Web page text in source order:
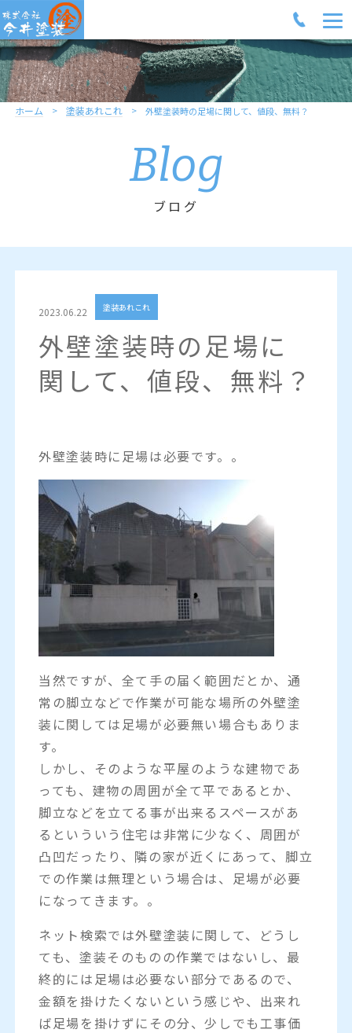
ホーム 塗装あれこれ 外壁塗装時の足場に関して、値段、無料？
Blog
ブログ
2023.06.22 塗装あれこれ
外壁塗装時の足場に
関して、値段、無料？
外壁塗装時に足場は必要です。。
当然ですが、全て手の届く範囲だとか、通
常の脚立などで作業が可能な場所の外壁塗
装に関しては足場が必要無い場合もありま
す。
しかし、そのような平屋のような建物であ
っても、建物の周囲が全て平であるとか、
脚立などを立てる事が出来るスペースがあ
るといういう住宅は非常に少なく、周囲が
凸凹だったり、隣の家が近くにあって、脚立
での作業は無理という場合は、足場が必要
になってきます。。
ネット検索では外壁塗装に関して、どうし
ても、塗装そのものの作業ではないし、最
終的には足場は必要ない部分であるので、
金額を掛けたくないという感じや、出来れ
ば足場を掛けずにその分、少しでも工事価